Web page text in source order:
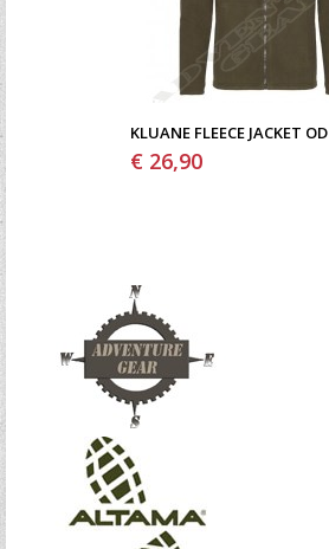
KLUANE FLEECE JACKET OD
€ 26,90